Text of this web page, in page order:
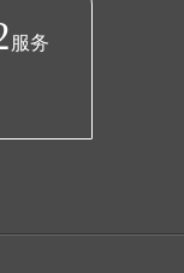
服务